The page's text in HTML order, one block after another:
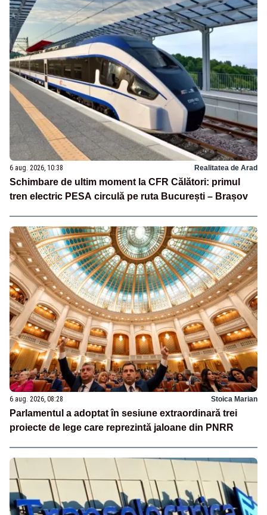
6 aug. 2026, 10:38 Realitatea de Arad
Schimbare de ultim moment la CFR Călători: primul
tren electric PESA circulă pe ruta București – Brașov
6 aug. 2026, 08:28 Stoica Marian
Parlamentul a adoptat în sesiune extraordinară trei
proiecte de lege care reprezintă jaloane din PNRR